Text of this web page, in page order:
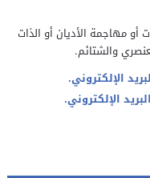
أو مهاجمة الأديان أو الذات
والشتائم.
الإلكتروني.
الإلكتروني.